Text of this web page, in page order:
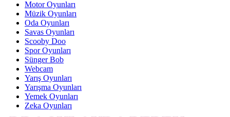
Motor Oyunları
Müzik Oyunları
Oda Oyunları
Savas Oyunları
Scooby Doo
Spor Oyunları
Sünger Bob
Webcam
Yarış Oyunları
Yarışma Oyunları
Yemek Oyunları
Zeka Oyunları